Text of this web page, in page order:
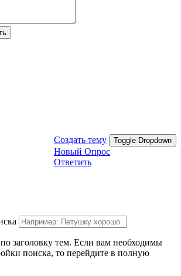
Создать тему Toggle Dropdown
Новый Опрос
Ответить
заголовку тем. Если вам необходимы
поиска, то перейдите в полную